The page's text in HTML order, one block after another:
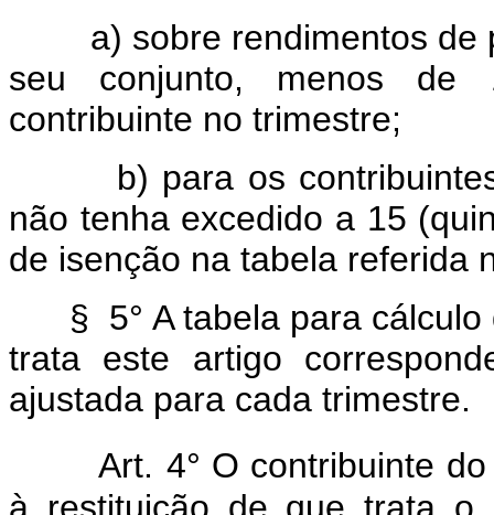
a) sobre rendimentos de
seu conjunto, menos de
contribuinte no trimestre;
b) para os contribuintes
não tenha excedido a 15
de isenção na tabela referida
§ 5° A tabela para cálculo
trata este artigo
ajustada para cada trimestre.
Art. 4° O contribuinte